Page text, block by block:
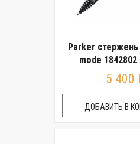
Parker
mode
5 400
ДОБАВИТЬ В